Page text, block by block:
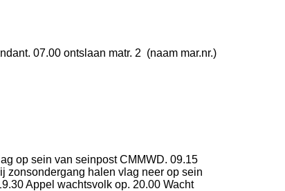
07.00 ontslaan matr. 2 (naam mar.nr.)
op sein van seinpost CMMWD. 09.15
zonsondergang halen vlag neer op sein
Appel wachtsvolk op. 20.00 Wacht